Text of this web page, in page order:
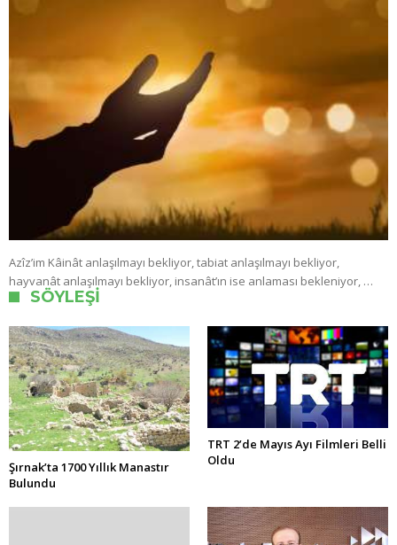
Azîz’im Kâinât anlaşılmayı bekliyor, tabiat anlaşılmayı bekliyor,
hayvanât anlaşılmayı bekliyor, insanât’ın ise anlaması bekleniyor, …
SÖYLEŞI
Şırnak’ta 1700 Yıllık Manastır
Bulundu
TRT 2’de Mayıs Ayı Filmleri Belli
Oldu